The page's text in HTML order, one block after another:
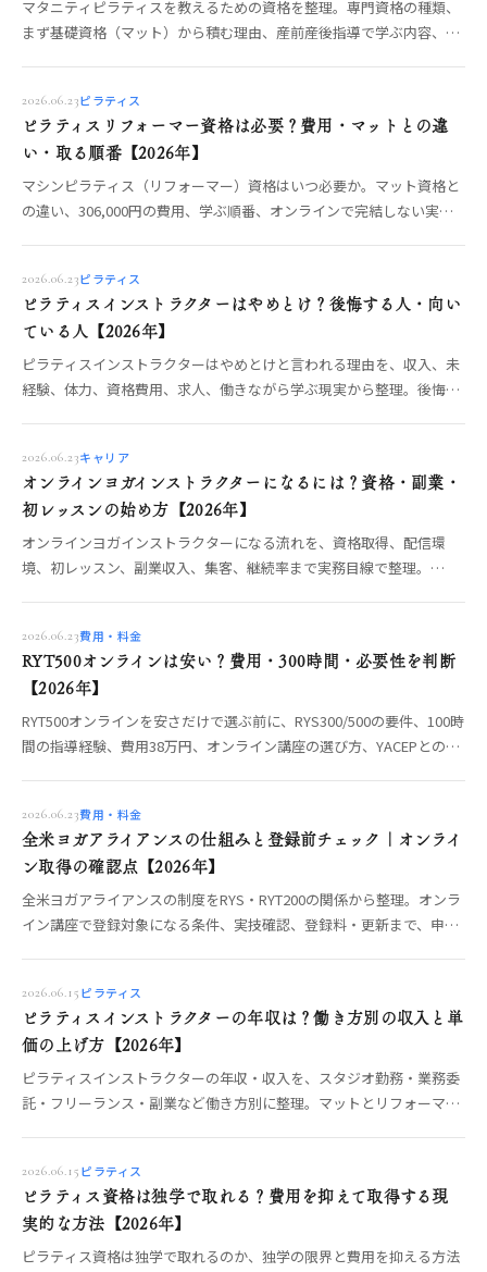
マタニティピラティスを教えるための資格を整理。専門資格の種類、
まず基礎資格（マット）から積む理由、産前産後指導で学ぶ内容、ヨ
2026.06.23ピラティス
ピラティスリフォーマー資格は必要？費用・マットとの違
い・取る順番【2026年】
マシンピラティス（リフォーマー）資格はいつ必要か。マット資格と
の違い、306,000円の費用、学ぶ順番、オンラインで完結しない実
2026.06.23ピラティス
ピラティスインストラクターはやめとけ？後悔する人・向い
ている人【2026年】
ピラティスインストラクターはやめとけと言われる理由を、収入、未
経験、体力、資格費用、求人、働きながら学ぶ現実から整理。後悔し
2026.06.23キャリア
オンラインヨガインストラクターになるには？資格・副業・
初レッスンの始め方【2026年】
オンラインヨガインストラクターになる流れを、資格取得、配信環
境、初レッスン、副業収入、集客、継続率まで実務目線で整理。
2026.06.23費用・料金
RYT500オンラインは安い？費用・300時間・必要性を判断
【2026年】
RYT500オンラインを安さだけで選ぶ前に、RYS300/500の要件、100時
間の指導経験、費用38万円、オンライン講座の選び方、YACEPとの違
2026.06.23費用・料金
全米ヨガアライアンスの仕組みと登録前チェック｜オンライ
ン取得の確認点【2026年】
全米ヨガアライアンスの制度をRYS・RYT200の関係から整理。オンラ
イン講座で登録対象になる条件、実技確認、登録料・更新まで、申請
2026.06.15 ピラティス
ピラティスインストラクターの年収は？働き方別の収入と単
価の上げ方【2026年】
ピラティスインストラクターの年収・収入を、スタジオ勤務・業務委
託・フリーランス・副業など働き方別に整理。マットとリフォーマー
2026.06.15 ピラティス
ピラティス資格は独学で取れる？費用を抑えて取得する現
実的な方法【2026年】
ピラティス資格は独学で取れるのか、独学の限界と費用を抑える方法